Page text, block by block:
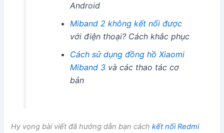
Android
Miband 2 không kết nối được
với điện thoại? Cách khắc phục
Cách sử dụng đồng hồ Xiaomi
Miband 3và các thao tác cơ
bản
Hy vọng bài viết đã hướng dẫn bạn cáchkết nối Redmi